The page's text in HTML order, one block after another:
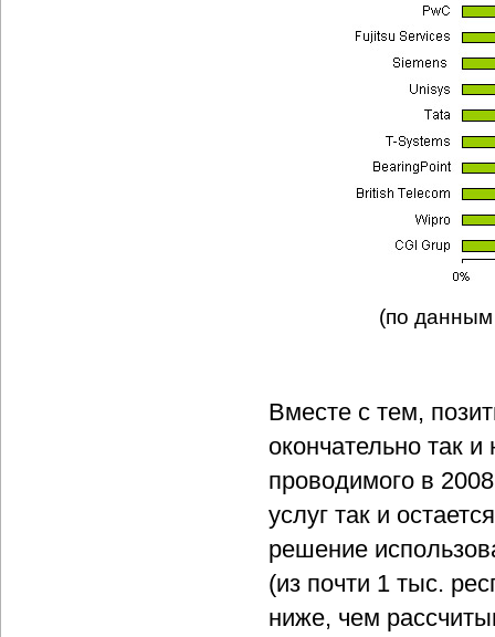
(по
Вместе с тем,
окончательно так
проводимого в
услуг так и
решение
(из почти 1 тыс.
ниже, чем